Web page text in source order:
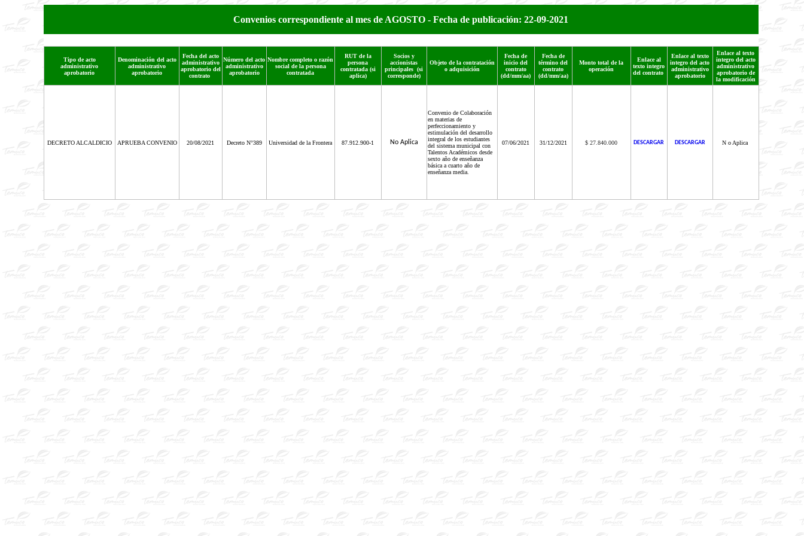
Convenios correspondiente al mes de AGOSTO - Fecha de publicación: 22-09-2021
Tipo de acto
administrativo
aprobatorio
Denominación del acto
administrativo
aprobatorio
Fecha del acto
administrativo
aprobatorio del
contrato
Número del acto
administrativo
aprobatorio
Nombre completo o razón
social de la persona
contratada
RUT de la
persona
contratada (si
aplica)
Socios y
accionistas
principales (si
corresponde)
Objeto de la contratación
o adquisición
Fecha de
inicio del
contrato
(dd/mm/aa)
Fecha de
término del
contrato
(dd/mm/aa)
Monto total de la
operación
Enlace al
texto integro
del contrato
Enlace al texto
integro del acto
administrativo
aprobatorio
Enlace al texto
integro del acto
administrativo
aprobatorio de
la modificación
DECRETO ALCALDICIO APRUEBA CONVENIO 20/08/2021 Decreto N°389 Universidad de la Frontera 87.912.900-1 No Aplica
Convenio de Colaboración
en materias de
perfeccionamiento y
estimulación del desarrollo
integral de los estudiantes
del sistema municipal con
Talentos Académicos desde
sexto año de enseñanza
básica a cuarto año de
enseñanza media.
07/06/2021 31/12/2021 $ 27.840.000 DESCARGAR DESCARGAR N o Aplica